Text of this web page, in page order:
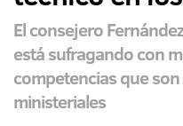
El consejero
está sufragando con
competencias que
ministeriales